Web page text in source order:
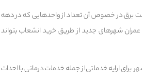
برق در خصوص آن تعداد از واحدهایی که در دهه
شهرهای جدید از طریق خرید انشعاب بتواند
ارایه خدماتی از جمله خدمات درمانی با احداث